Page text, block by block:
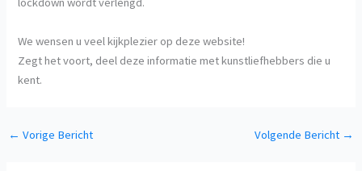
We wensen u veel kijkplezier op deze website!
Zegt het voort, deel deze informatie met kunstliefhebbers die u
kent.
← Vorige Bericht Volgende Bericht →